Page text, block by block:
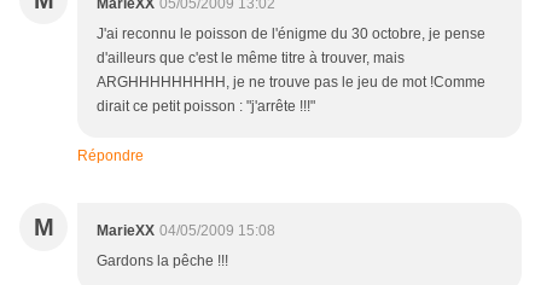
MarieXX 05/05/2009 13:02
J'ai reconnu le poisson de l'énigme du 30 octobre, je pense
d'ailleurs que c'est le même titre à trouver, mais
ARGHHHHHHHHH, je ne trouve pas le jeu de mot !Comme
dirait ce petit poisson : "j'arrête !!!"
Répondre
M MarieXX 04/05/2009 15:08
Gardons la pêche !!!